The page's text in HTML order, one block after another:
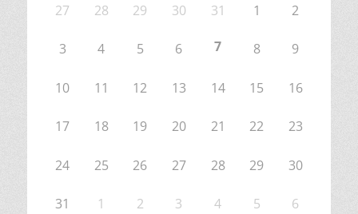
27 28 29 30 31 1 2
3 4 5 6 7 8 9
10 11 12 13 14 15 16
17 18 19 20 21 22 23
24 25 26 27 28 29 30
31 1 2 3 4 5 6